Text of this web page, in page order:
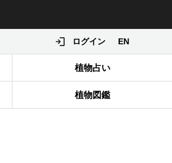
ログイン EN
植物占い
植物図鑑